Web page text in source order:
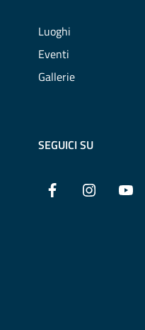
Luoghi
Eventi
Gallerie
SEGUICI SU
Facebook Instagram